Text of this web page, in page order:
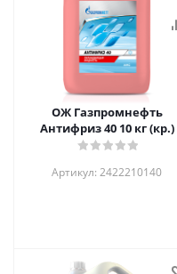
ОЖ Газпромнефть
Антифриз 40 10 кг (кр.)
Артикул: 2422210140